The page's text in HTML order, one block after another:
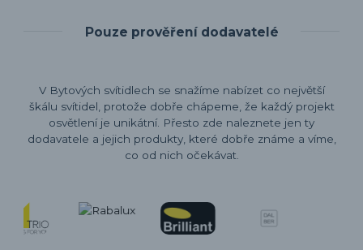
Pouze prověření dodavatelé
V Bytových svítidlech se snažíme nabízet co největší
škálu svítidel, protože dobře chápeme, že každý projekt
osvětlení je unikátní. Přesto zde naleznete jen ty
dodavatele a jejich produkty, které dobře známe a víme,
co od nich očekávat.